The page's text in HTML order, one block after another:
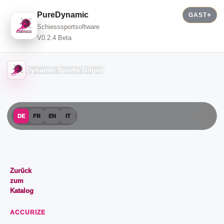
PureDynamic
Schiesssportsoftware
V0.2.4 Beta
GAST
Dynamic Sports Gilgen
DE FR EN IT
Zurück
zum
Katalog
ACCURIZE